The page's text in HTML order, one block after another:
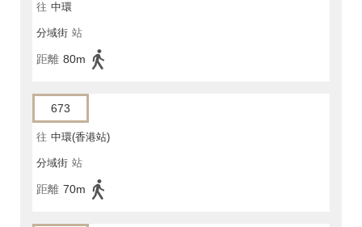
往 中環
分域街 站
距離 80m
673
往 中環(香港站)
分域街 站
距離 70m